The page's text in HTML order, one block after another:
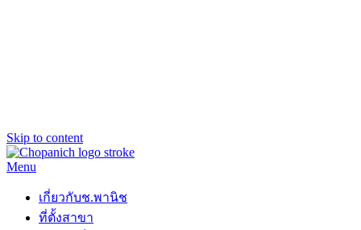
Skip to content
Menu
เกี่ยวกับช.พานิช
ที่ตั้งสาขา